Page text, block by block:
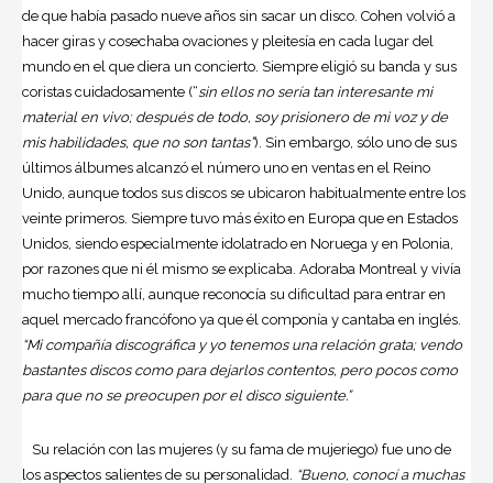
de que había pasado nueve años sin sacar un disco. Cohen volvió a
hacer giras y cosechaba ovaciones y pleitesía en cada lugar del
mundo en el que diera un concierto. Siempre eligió su banda y sus
coristas cuidadosamente (“sin ellos no sería tan interesante mi
material en vivo; después de todo, soy prisionero de mi voz y de
mis habilidades, que no son tantas”). Sin embargo, sólo uno de sus
últimos álbumes alcanzó el número uno en ventas en el Reino
Unido, aunque todos sus discos se ubicaron habitualmente entre los
veinte primeros. Siempre tuvo más éxito en Europa que en Estados
Unidos, siendo especialmente idolatrado en Noruega y en Polonia,
por razones que ni él mismo se explicaba. Adoraba Montreal y vivía
mucho tiempo allí, aunque reconocía su dificultad para entrar en
aquel mercado francófono ya que él componía y cantaba en inglés.
“Mi compañía discográfica y yo tenemos una relación grata; vendo
bastantes discos como para dejarlos contentos, pero pocos como
para que no se preocupen por el disco siguiente.”
Su relación con las mujeres (y su fama de mujeriego) fue uno de
los aspectos salientes de su personalidad.
“Bueno, conocí a muchas